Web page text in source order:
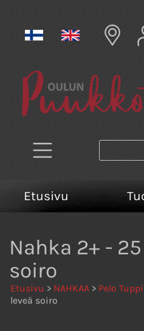
Etusivu
Nahka 2+ -
soiro
Etusivu > NAHKAA > Pelo
leveä soiro